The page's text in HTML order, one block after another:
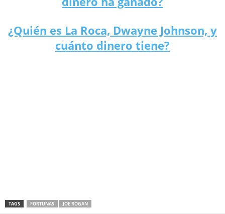
¿Quién es La Roca, Dwayne Johnson, y
cuánto dinero tiene?
TAGS FORTUNAS JOE ROGAN